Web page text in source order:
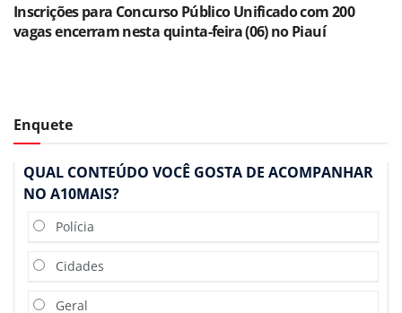
Inscrições para Concurso Público Unificado com 200
vagas encerram nesta quinta-feira (06) no Piauí
Enquete
QUAL CONTEÚDO VOCÊ GOSTA DE ACOMPANHAR
NO A10MAIS?
Polícia
Cidades
Geral